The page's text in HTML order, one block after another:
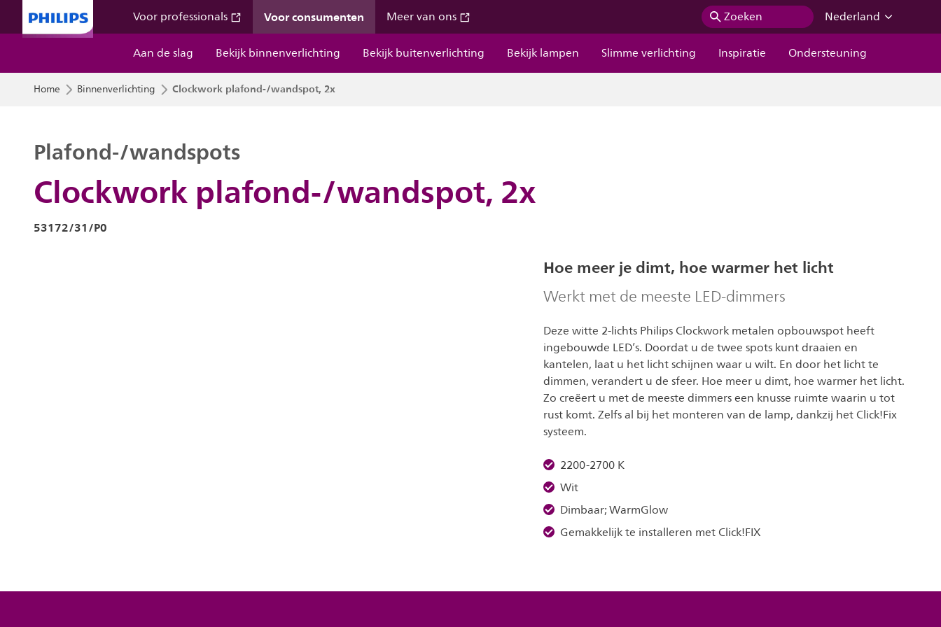
Voor professionals Voor consumenten Meer van ons Zoeken
Nederland
Aan de slag
Bekijk binnenverlichting Bekijk buitenverlichting Bekijk lampen Slimme verlichting Inspiratie Ondersteuning
Home Binnenverlichting Clockwork plafond-/wandspot, 2x
Clockwork plafond-/wandspot, 2x
Plafond-/wandspots
53172/31/P0
Hoe meer je dimt, hoe warmer het licht
Werkt met de meeste LED-dimmers
Deze witte 2-lichts Philips Clockwork metalen opbouwspot heeft
ingebouwde LED’s. Doordat u de twee spots kunt draaien en
kantelen, laat u het licht schijnen waar u wilt. En door het licht te
dimmen, verandert u de sfeer. Hoe meer u dimt, hoe warmer het licht.
Zo creëert u met de meeste dimmers een knusse ruimte waarin u tot
rust komt. Zelfs al bij het monteren van de lamp, dankzij het Click!Fix
systeem.
2200-2700 K
Wit
Dimbaar; WarmGlow
Gemakkelijk te installeren met Click!FIX